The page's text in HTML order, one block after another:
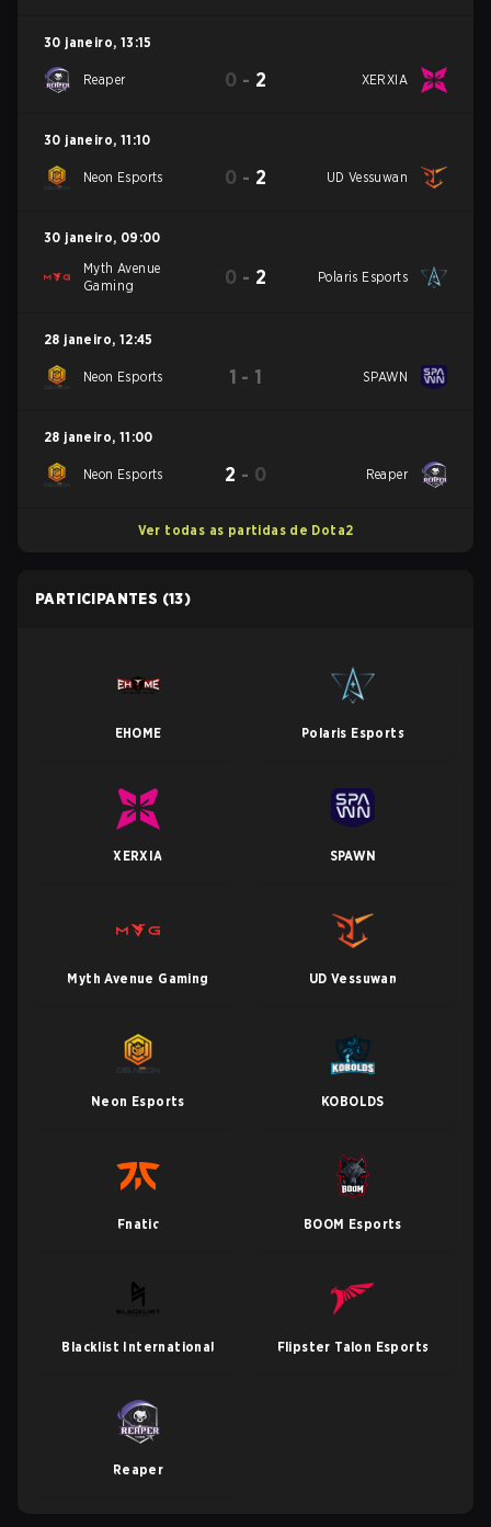
30 janeiro, 13:15
Reaper 0 - 2 XERXIA
30 janeiro, 11:10
Neon Esports 0 - 2 UD Vessuwan
30 janeiro, 09:00
Myth Avenue
Gaming
0 - 2 Polaris Esports
28 janeiro, 12:45
Neon Esports 1 - 1 SPAWN
28 janeiro, 11:00
Neon Esports 2 - 0 Reaper
Ver todas as partidas de Dota2
PARTICIPANTES (13)
EHOME Polaris Esports
XERXIA SPAWN
Myth Avenue Gaming UD Vessuwan
Neon Esports KOBOLDS
Fnatic BOOM Esports
Blacklist International Flipster Talon Esports
Reaper